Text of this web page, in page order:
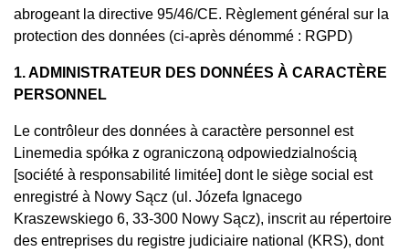
abrogeant la directive 95/46/CE. Règlement général sur la
protection des données (ci-après dénommé : RGPD)
1. ADMINISTRATEUR DES DONNÉES À CARACTÈRE
PERSONNEL
Le contrôleur des données à caractère personnel est
Linemedia spółka z ograniczoną odpowiedzialnością
[société à responsabilité limitée] dont le siège social est
enregistré à Nowy Sącz (ul. Józefa Ignacego
Kraszewskiego 6, 33-300 Nowy Sącz), inscrit au répertoire
des entreprises du registre judiciaire national (KRS), dont